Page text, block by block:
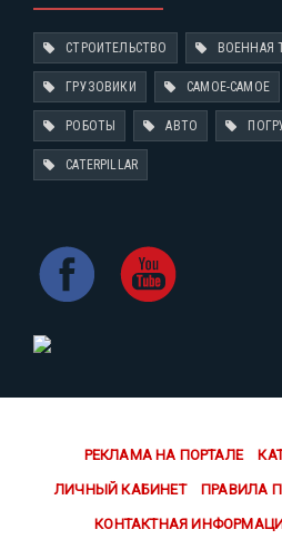
СТРОИТЕЛЬСТВО ВОЕННАЯ
ГРУЗОВИКИ САМОЕ-САМОЕ
РОБОТЫ АВТО
CATERPILLAR
РЕКЛАМА НА ПОРТАЛЕ
ЛИЧНЫЙ КАБИНЕТ ПРАВИЛА
КОНТАКТНАЯ